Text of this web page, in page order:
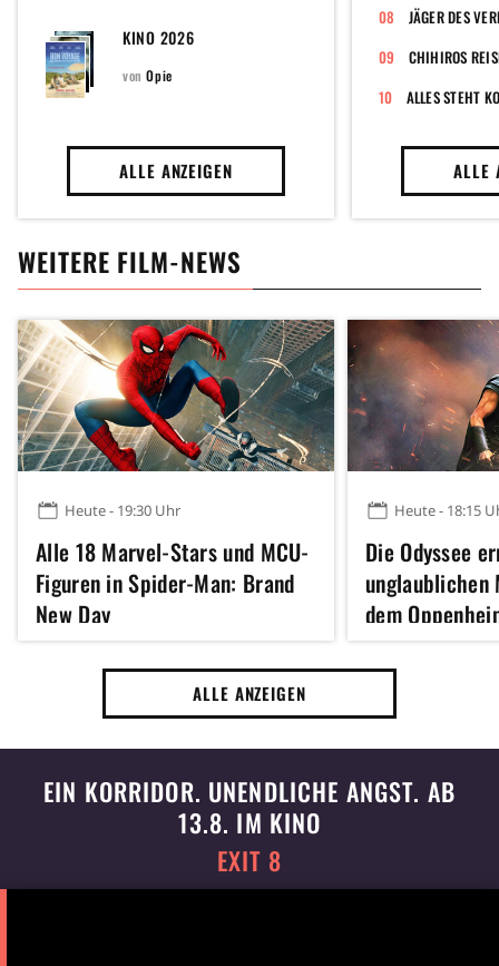
KINO 2026
vonOpie
ALLE ANZEIGEN
JÄGER DES
CHIHIROS
ALLES STEHT
ALLE
WEITERE FILM-NEWS
Heute - 19:30 Uhr
Alle 18 Marvel-Stars und MCU-
Figuren in Spider-Man: Brand
New Day
Heute - 18:15
Die Odyssee
unglaublichen
dem
Inception
ALLE ANZEIGEN
EIN KORRIDOR. UNENDLICHE ANGST. AB
13.8. IM KINO
EXIT 8